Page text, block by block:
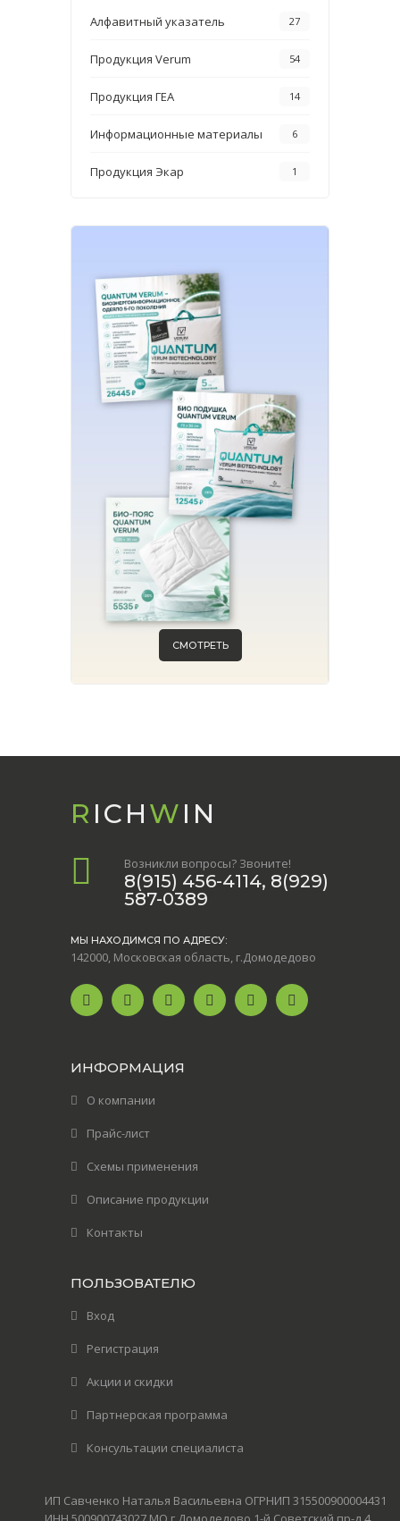
Алфавитный указатель 27
Продукция Verum 54
Продукция ГЕА 14
Информационные материалы 6
Продукция Экар 1
СМОТРЕТЬ
R ICHWIN
Возникли вопросы? Звоните!
8(915) 456-4114, 8(929)
587-0389
МЫ НАХОДИМСЯ ПО АДРЕСУ:
142000, Московская область, г.Домодедово
ИНФОРМАЦИЯ
О компании
Прайс-лист
Схемы применения
Описание продукции
Контакты
ПОЛЬЗОВАТЕЛЮ
Вход
Регистрация
Акции и скидки
Партнерская программа
Консультации специалиста
ИП Савченко Наталья Васильевна ОГРНИП 315500900004431